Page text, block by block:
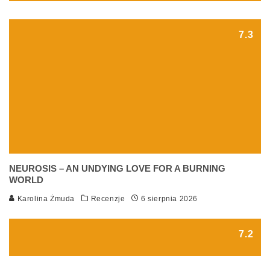
7.3
NEUROSIS – AN UNDYING LOVE FOR A BURNING
WORLD
Karolina Żmuda Recenzje 6 sierpnia 2026
7.2